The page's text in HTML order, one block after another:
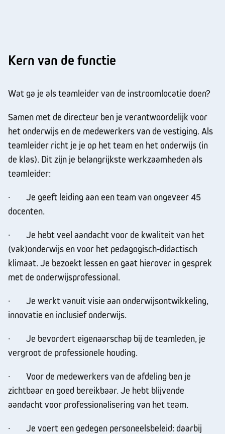
Kern van de functie
Wat ga je als teamleider van de instroomlocatie doen?
Samen met de directeur ben je verantwoordelijk voor
het onderwijs en de medewerkers van de vestiging. Als
teamleider richt je je op het team en het onderwijs (in
de klas). Dit zijn je belangrijkste werkzaamheden als
teamleider:
· Je geeft leiding aan een team van ongeveer 45
docenten.
· Je hebt veel aandacht voor de kwaliteit van het
(vak)onderwijs en voor het pedagogisch-didactisch
klimaat. Je bezoekt lessen en gaat hierover in gesprek
met de onderwijsprofessional.
· Je werkt vanuit visie aan onderwijsontwikkeling,
innovatie en inclusief onderwijs.
· Je bevordert eigenaarschap bij de teamleden, je
vergroot de professionele houding.
· Voor de medewerkers van de afdeling ben je
zichtbaar en goed bereikbaar. Je hebt blijvende
aandacht voor professionalisering van het team.
· Je voert een gedegen personeelsbeleid: daarbij